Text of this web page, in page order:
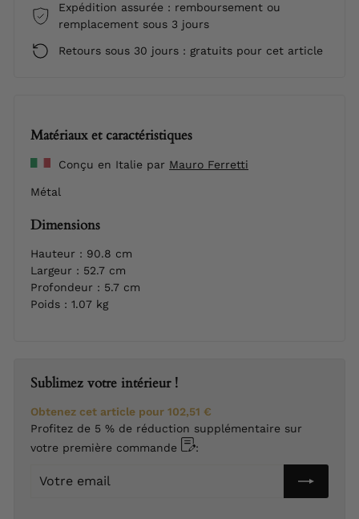
Expédition assurée : remboursement ou
remplacement sous 3 jours
Retours sous 30 jours : gratuits pour cet article
Matériaux et caractéristiques
Conçu en Italie par Mauro Ferretti
Métal
Dimensions
Hauteur : 90.8 cm
Largeur : 52.7 cm
Profondeur : 5.7 cm
Poids : 1.07 kg
Sublimez votre intérieur !
Obtenez cet article pour 102,51 €
Profitez de 5 % de réduction supplémentaire sur
votre première commande
:
Votre